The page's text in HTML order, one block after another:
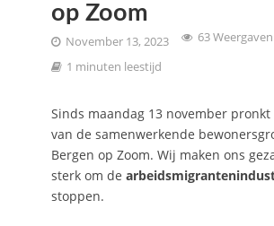
op Zoom
November 13, 2023
63 Weergaven
1 minuten leestijd
Sinds maandag 13 november
van de samenwerkende
Bergen op Zoom. Wij maken ons
sterk om de
stoppen.